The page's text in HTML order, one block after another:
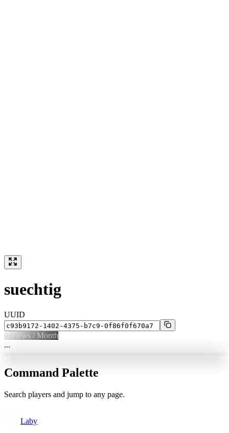
suechtig
UUID
0 Views / Month
...
Command Palette
Search players and jump to any page.
Laby